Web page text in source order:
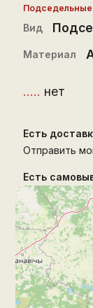
Вид
Материал
..... нет
Есть
Отправить
Есть